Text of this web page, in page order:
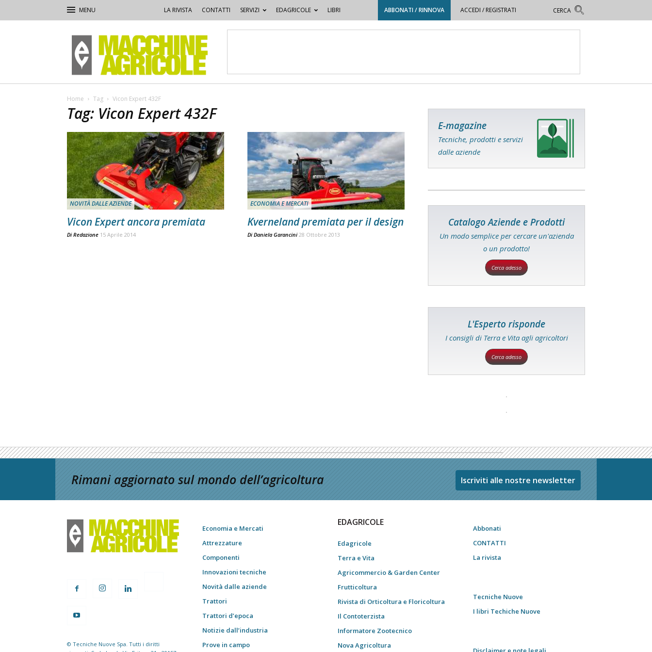
LA RIVISTA CONTATTI SERVIZI EDAGRICOLE LIBRI ABBONATI / RINNOVA ACCEDI / REGISTRATI
Macchine
Agricole
Home Tag Vicon Expert 432F
Tag: Vicon Expert 432F
NOVITÀ DALLE AZIENDE
Vicon Expert ancora premiata
Di Redazione 15 Aprile 2014
ECONOMIA E MERCATI
Kverneland premiata per il design
Di Daniela Garancini 28 Ottobre 2013
E-magazine
Tecniche, prodotti e servizi
dalle aziende
Catalogo Aziende e Prodotti
Un modo semplice per cercare un'azienda
o un prodotto!
Cerca adesso
L'Esperto risponde
I consigli di Terra e Vita agli agricoltori
Cerca adesso
Rimani aggiornato sul mondo dell’agricoltura Iscriviti alle nostre newsletter
© Tecniche Nuove Spa. Tutti i diritti
Economia e Mercati
Attrezzature
Componenti
Innovazioni tecniche
Novità dalle aziende
Trattori
Trattori d’epoca
Notizie dall’industria
Prove in campo
EDAGRICOLE
Edagricole
Terra e Vita
Agricommercio & Garden Center
Frutticoltura
Rivista di Orticoltura e Floricoltura
Il Contoterzista
Informatore Zootecnico
Nova Agricoltura
Abbonati
CONTATTI
La rivista
Tecniche Nuove
I libri Techiche Nuove